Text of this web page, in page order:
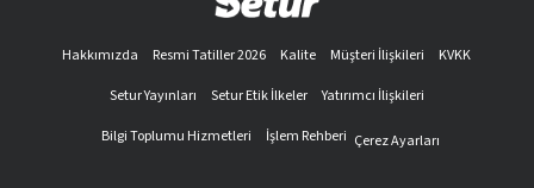
Hakkımızda Resmi Tatiller 2026 Kalite Müşteri İlişkileri
KVKK
Setur Yayınları
Setur Etik İlkeler
Yatırımcı İlişkileri
Bilgi Toplumu Hizmetleri
İşlem Rehberi Çerez Ayarları